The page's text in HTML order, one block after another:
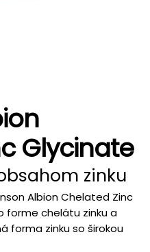
Glycinate
zinku
Albion Chelated Zinc
forme chelátu zinku a
forma zinku so širokou